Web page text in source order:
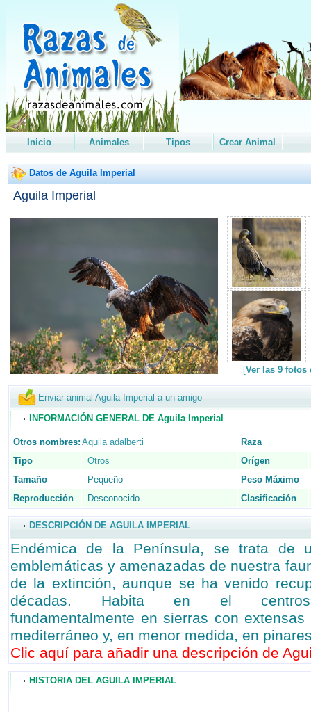
Inicio Animales Tipos Crear Animal
Datos de Aguila Imperial
Aguila Imperial
[Ver las 9
Enviar animal Aguila Imperial a un amigo
INFORMACIÓN GENERAL DE Aguila Imperial
Otros nombres: Aquila adalberti
Raza
Tipo
Otros
Orígen
Tamaño
Pequeño Peso Máximo
Reproducción
Desconocido Clasificación
DESCRIPCIÓN DE AGUILA IMPERIAL
Endémica de la Península, se trata de
emblemáticas y amenazadas de nuestra
de la extinción, aunque se ha venido
décadas. Habita en el
fundamentalmente en sierras con
mediterráneo y, en menor medida, en
Clic aquí para añadir una descripción de
HISTORIA DEL AGUILA IMPERIAL